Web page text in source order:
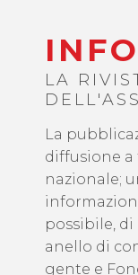
LA
La
diffusione
nazionale;
possibile,
anello di
gente e